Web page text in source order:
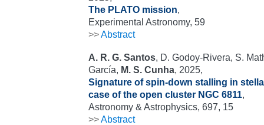
The PLATO mission,
Experimental Astronomy, 59
>>Abstract
A. R. G. Santos, D. Godoy-Rivera, S.
García, M. S. Cunha, 2025,
Signature of spin-down stalling in
case of the open cluster NGC 6811,
Astronomy & Astrophysics, 697, 15
>>Abstract